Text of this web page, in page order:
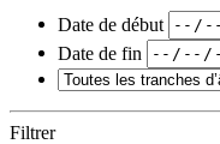
Date de début
Date de fin
Filtrer